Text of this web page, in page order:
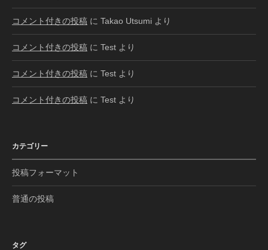
コメント付きの投稿 に Takao Utsumi より
コメント付きの投稿 に Test より
コメント付きの投稿 に Test より
コメント付きの投稿 に Test より
カテゴリー
投稿フォーマット
普通の投稿
タグ